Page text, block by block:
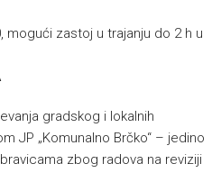
mogući zastoj u trajanju do 2 h u
gradskog i lokalnih
JP „Komunalno Brčko“ – jedino
zbog radova na reviziji